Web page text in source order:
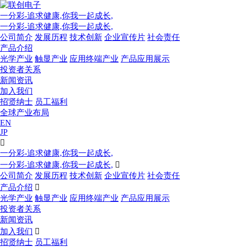
一分彩-追求健康,你我一起成长,
一分彩-追求健康,你我一起成长,
公司简介 发展历程 技术创新 企业宣传片 社会责任
产品介绍
光学产业 触显产业 应用终端产业 产品应用展示
投资者关系
新闻资讯
加入我们
招贤纳士 员工福利
全球产业布局
EN
JP

一分彩-追求健康,你我一起成长,
一分彩-追求健康,你我一起成长, 
公司简介 发展历程 技术创新 企业宣传片 社会责任
产品介绍 
光学产业 触显产业 应用终端产业 产品应用展示
投资者关系
新闻资讯
加入我们 
招贤纳士 员工福利